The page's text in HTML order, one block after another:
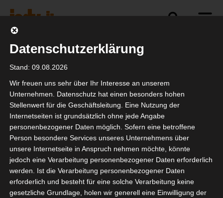
Selbstständigkeit
BMAS Zukunftsdialog
Datenschutzerklärung
Stand: 09.08.2026
Wir freuen uns sehr über Ihr Interesse an unserem
Unternehmen. Datenschutz hat einen besonders hohen
Stellenwert für die Geschäftsleitung. Eine Nutzung der
Internetseiten ist grundsätzlich ohne jede Angabe
personenbezogener Daten möglich. Sofern eine betroffene
Person besondere Services unseres Unternehmens über
unsere Internetseite in Anspruch nehmen möchte, könnte
jedoch eine Verarbeitung personenbezogener Daten erforderlich
werden. Ist die Verarbeitung personenbezogener Daten
erforderlich und besteht für eine solche Verarbeitung keine
gesetzliche Grundlage, holen wir generell eine Einwilligung der